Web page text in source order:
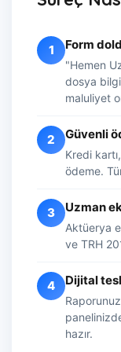
1 Form
"Hemen
dosya
maluliyet
2 Güvenli
Kredi
ödeme.
3 Uzman
Aktüerya
ve TRH
4 Dijital
hazır.